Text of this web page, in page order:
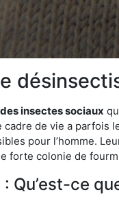
insectes sociaux
de vie a parfois
pour l’homme.
forte colonie de
Qu’est-ce